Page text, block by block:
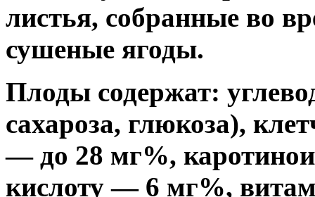
листья, собранные во
сушеные ягоды.
Плоды содержат:
сахароза, глюкоза),
— до 28 мг%,
кислоту — 6 мг%,